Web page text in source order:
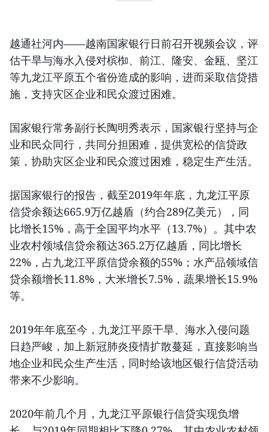
越通社河内——越南国家银行日前召开视频会议，评
估干旱与海水入侵对槟椥、前江、隆安、金瓯、坚江
等九龙江平原五个省份造成的影响，进而采取信贷措
施，支持灾区企业和民众渡过困难。
国家银行常务副行长陶明秀表示，国家银行坚持与企
业和民众同行，共同分担困难，提供宽松的信贷政
策，协助灾区企业和民众渡过困难，稳定生产生活。
据国家银行的报告，截至2019年年底，九龙江平原
信贷余额达665.9万亿越盾（约合289亿美元），同
比增长15%，高于全国平均水平（13.7%）。其中农
业农村领域信贷余额达365.2万亿越盾，同比增长
22%，占九龙江平原信贷余额的55%；水产品领域信
贷余额增长11.8%，大米增长7.5%，蔬果增长15.9%
等。
2019年年底至今，九龙江平原干旱、海水入侵问题
日趋严峻，加上新冠肺炎疫情扩散蔓延，直接影响当
地企业和民众生产生活，同时给该地区银行信贷活动
带来不少影响。
2020年前几个月，九龙江平原银行信贷实现负增